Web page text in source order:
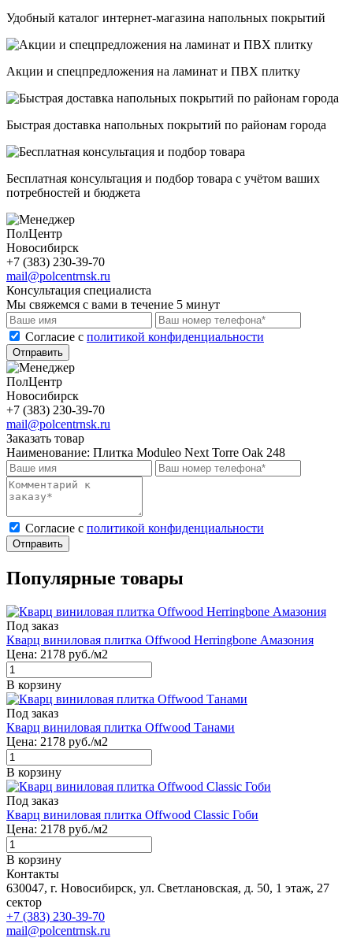
Удобный каталог интернет-магазина напольных покрытий
Акции и спецпредложения на ламинат и ПВХ плитку
Быстрая доставка напольных покрытий по районам города
Бесплатная консультация и подбор товара с учётом ваших
потребностей и бюджета
ПолЦентр
Новосибирск
+7 (383) 230-39-70
mail@polcentrnsk.ru
Консультация специалиста
Мы свяжемся с вами в течение 5 минут
Cогласие с политикой конфиденциальности
Отправить
ПолЦентр
Новосибирск
+7 (383) 230-39-70
mail@polcentrnsk.ru
Заказать товар
Наименование: Плитка Moduleo Next Torre Oak 248
Cогласие с политикой конфиденциальности
Отправить
Популярные товары
Под заказ
Кварц виниловая плитка Offwood Herringbone Амазония
Цена: 2178 руб./м2
В корзину
Под заказ
Кварц виниловая плитка Offwood Танами
Цена: 2178 руб./м2
В корзину
Под заказ
Кварц виниловая плитка Offwood Classic Гоби
Цена: 2178 руб./м2
В корзину
Контакты
630047, г. Новосибирск, ул. Светлановская, д. 50, 1 этаж, 27
сектор
+7 (383) 230-39-70
mail@polcentrnsk.ru